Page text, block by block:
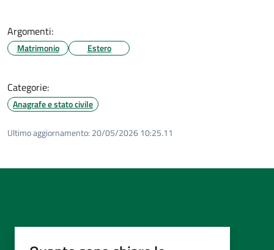
Argomenti:
Matrimonio Estero
Categorie:
Anagrafe e stato civile
Ultimo aggiornamento: 20/05/2026 10:25.11